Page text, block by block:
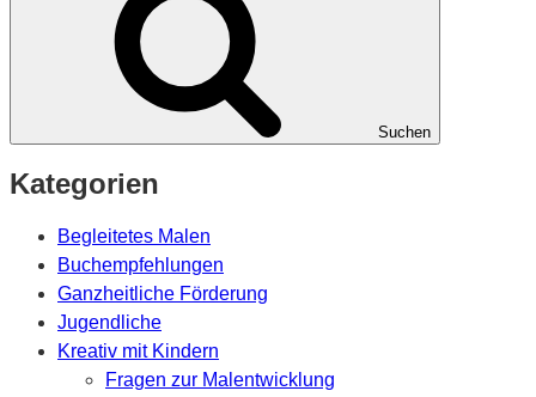
Suchen
Kategorien
Begleitetes Malen
Buchempfehlungen
Ganzheitliche Förderung
Jugendliche
Kreativ mit Kindern
Fragen zur Malentwicklung